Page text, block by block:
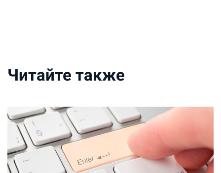
Читайте также